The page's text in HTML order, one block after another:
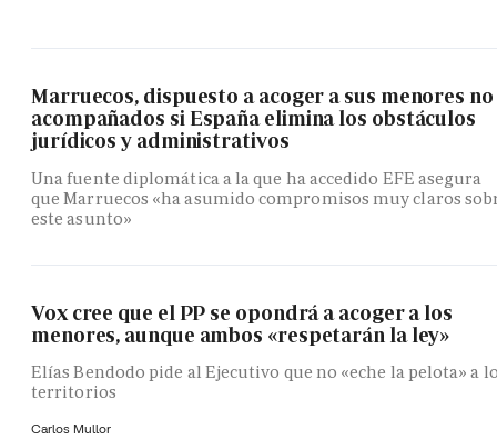
Marruecos, dispuesto a acoger a sus menores no
acompañados si España elimina los obstáculos
jurídicos y administrativos
Una fuente diplomática a la que ha accedido EFE asegura
que Marruecos «ha asumido compromisos muy claros
este asunto»
Vox cree que el PP se opondrá a acoger a los
menores, aunque ambos «respetarán la ley»
Elías Bendodo pide al Ejecutivo que no «eche la pelota» a
territorios
Carlos Mullor